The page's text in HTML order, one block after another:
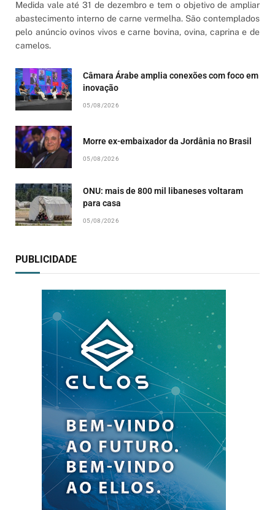
Medida vale até 31 de dezembro e tem o objetivo de ampliar
abastecimento interno de carne vermelha. São contemplados
pelo anúncio ovinos vivos e carne bovina, ovina, caprina e de
camelos.
Câmara Árabe amplia conexões com foco em
inovação
05/08/2026
Morre ex-embaixador da Jordânia no Brasil
05/08/2026
ONU: mais de 800 mil libaneses voltaram
para casa
05/08/2026
PUBLICIDADE